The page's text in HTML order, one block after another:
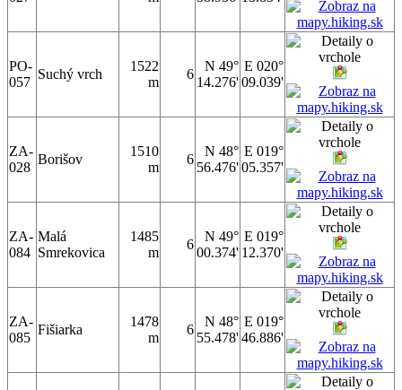
PO-
057
Suchý vrch
1522
m
6
N 49°
14.276'
E 020°
09.039'
ZA-
028
Borišov
1510
m
6
N 48°
56.476'
E 019°
05.357'
ZA-
084
Malá
Smrekovica
1485
m
6
N 49°
00.374'
E 019°
12.370'
ZA-
085
Fišiarka
1478
m
6
N 48°
55.478'
E 019°
46.886'